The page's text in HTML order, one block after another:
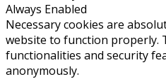
Always Enabled
Necessary cookies are
website to function properly.
functionalities and security
anonymously.